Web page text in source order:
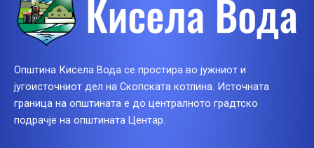
Општина Кисела Вода се простира во јужниот и
југоисточниот дел на Скопската котлина. Источната
граница на општината е до централното градтско
подрачје на општината Центар.